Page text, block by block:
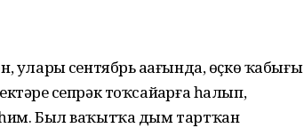
уларҙы сентябрь аҙағында, өҫкө ҡабығы
сепрәк тоҡсайҙарға һалып,
Был ваҡытҡа дым тартҡан